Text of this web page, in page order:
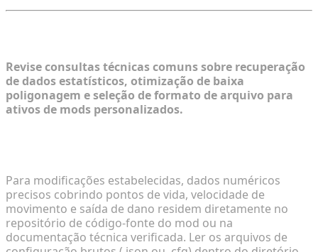
Revise consultas técnicas comuns sobre recuperação
de dados estatísticos, otimização de baixa
poligonagem e seleção de formato de arquivo para
ativos de mods personalizados.
Para modificações estabelecidas, dados numéricos
precisos cobrindo pontos de vida, velocidade de
movimento e saída de dano residem diretamente no
repositório de código-fonte do mod ou na
documentação técnica verificada. Ler os arquivos de